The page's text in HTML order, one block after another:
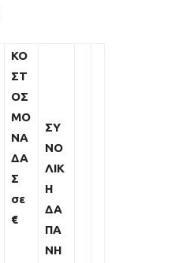
ΚΟ
ΣΤ
ΟΣ
ΜΟ
ΝΑ
ΔΑ
Σ
σε
€
ΣΥ
ΝΟ
ΛΙΚ
Η
ΔΑ
ΠΑ
ΝΗ